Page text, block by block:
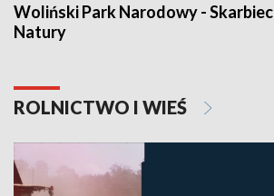
Woliński Park Narodowy - Skarbiec
Natury
ROLNICTWO I WIEŚ